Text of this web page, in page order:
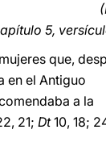
5,
que,
en el Antiguo
a la
21; Dt10, 18;